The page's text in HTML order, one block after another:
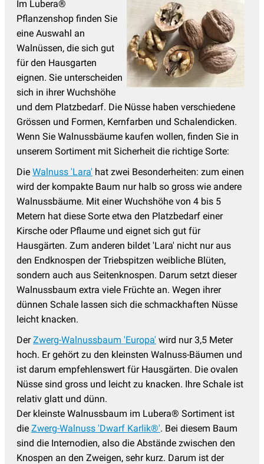
Im Lubera®
Pflanzenshop finden Sie
eine Auswahl an
Walnüssen, die sich gut
für den Hausgarten
eignen. Sie unterscheiden
sich in ihrer Wuchshöhe
und dem Platzbedarf. Die Nüsse haben verschiedene
Grössen und Formen, Kernfarben und Schalendicken.
Wenn Sie Walnussbäume kaufen wollen, finden Sie in
unserem Sortiment mit Sicherheit die richtige Sorte:
Die Walnuss 'Lara' hat zwei Besonderheiten: zum einen
wird der kompakte Baum nur halb so gross wie andere
Walnussbäume. Mit einer Wuchshöhe von 4 bis 5
Metern hat diese Sorte etwa den Platzbedarf einer
Kirsche oder Pflaume und eignet sich gut für
Hausgärten. Zum anderen bildet 'Lara' nicht nur aus
den Endknospen der Triebspitzen weibliche Blüten,
sondern auch aus Seitenknospen. Darum setzt dieser
Walnussbaum extra viele Früchte an. Wegen ihrer
dünnen Schale lassen sich die schmackhaften Nüsse
leicht knacken.
DerZwerg-Walnussbaum 'Europa' wird nur 3,5 Meter
hoch. Er gehört zu den kleinsten Walnuss-Bäumen und
ist darum empfehlenswert für Hausgärten. Die ovalen
Nüsse sind gross und leicht zu knacken. Ihre Schale ist
relativ glatt und dünn.
Der kleinste Walnussbaum im Lubera® Sortiment ist
die Zwerg-Walnuss 'Dwarf Karlik®'. Bei diesem Baum
sind die Internodien, also die Abstände zwischen den
Knospen an den Zweigen, sehr kurz. Darum ist der